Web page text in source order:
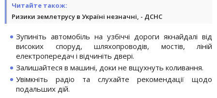
Читайте також:
Ризики землетрусу в Україні незначні, - ДСНС
Зупиніть автомобіль на узбіччі дороги якнайдалі від
високих споруд, шляхопроводів, мостів, ліній
електропередач і відчиніть двері.
Залишайтеся в машині, доки не вщухнуть коливання.
Увімкніть радіо та слухайте рекомендації щодо
подальших дій.